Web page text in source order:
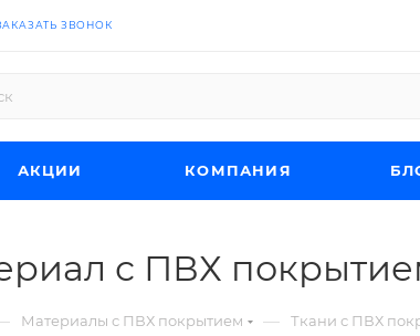
ЗВОНОК
АКЦИИ КОМПАНИЯ
с ПВХ
Материалы с ПВХ покрытием — Ткани с ПВХ